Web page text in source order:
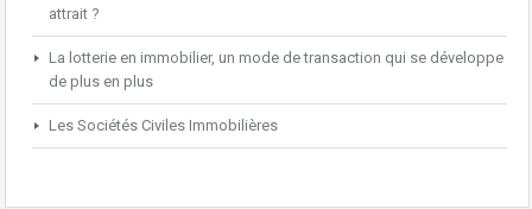
attrait ?
La lotterie en immobilier, un mode de transaction qui se développe
de plus en plus
Les Sociétés Civiles Immobilières